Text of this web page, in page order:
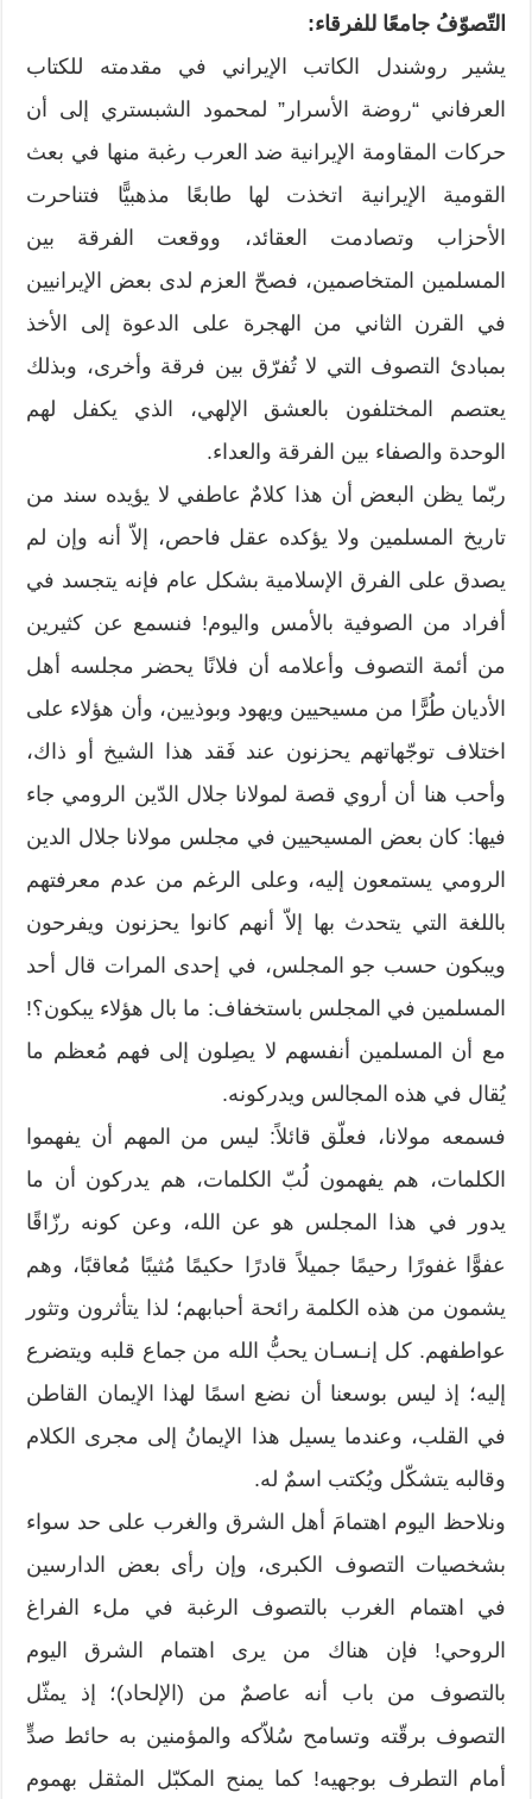
التّصوّفُ جامعًا للفرقاء:
يشير روشندل الكاتب الإيراني في مقدمته للكتاب
العرفاني “روضة الأسرار” لمحمود الشبستري إلى أن
حركات المقاومة الإيرانية ضد العرب رغبة منها في بعث
القومية الإيرانية اتخذت لها طابعًا مذهبيًّا فتناحرت
الأحزاب وتصادمت العقائد، ووقعت الفرقة بين
المسلمين المتخاصمين، فصحّ العزم لدى بعض الإيرانيين
في القرن الثاني من الهجرة على الدعوة إلى الأخذ
بمبادئ التصوف التي لا تُفرّق بين فرقة وأخرى، وبذلك
يعتصم المختلفون بالعشق الإلهي، الذي يكفل لهم
الوحدة والصفاء بين الفرقة والعداء.
ربّما يظن البعض أن هذا كلامٌ عاطفي لا يؤيده سند من
تاريخ المسلمين ولا يؤكده عقل فاحص، إلاّ أنه وإن لم
يصدق على الفرق الإسلامية بشكل عام فإنه يتجسد في
أفراد من الصوفية بالأمس واليوم! فنسمع عن كثيرين
من أئمة التصوف وأعلامه أن فلانًا يحضر مجلسه أهل
الأديان طُرًّا من مسيحيين ويهود وبوذيين، وأن هؤلاء على
اختلاف توجّهاتهم يحزنون عند فَقد هذا الشيخ أو ذاك،
وأحب هنا أن أروي قصة لمولانا جلال الدّين الرومي جاء
فيها: كان بعض المسيحيين في مجلس مولانا جلال الدين
الرومي يستمعون إليه، وعلى الرغم من عدم معرفتهم
باللغة التي يتحدث بها إلاّ أنهم كانوا يحزنون ويفرحون
ويبكون حسب جو المجلس، في إحدى المرات قال أحد
المسلمين في المجلس باستخفاف: ما بال هؤلاء يبكون؟!
مع أن المسلمين أنفسهم لا يصِلون إلى فهم مُعظم ما
يُقال في هذه المجالس ويدركونه.
فسمعه مولانا، فعلّق قائلاً: ليس من المهم أن يفهموا
الكلمات، هم يفهمون لُبّ الكلمات، هم يدركون أن ما
يدور في هذا المجلس هو عن الله، وعن كونه رزّاقًا
عفوًّا غفورًا رحيمًا جميلاً قادرًا حكيمًا مُثيبًا مُعاقبًا، وهم
يشمون من هذه الكلمة رائحة أحبابهم؛ لذا يتأثرون وتثور
عواطفهم. كل إنـسـان يحبُّ الله من جماع قلبه ويتضرع
إليه؛ إذ ليس بوسعنا أن نضع اسمًا لهذا الإيمان القاطن
في القلب، وعندما يسيل هذا الإيمانُ إلى مجرى الكلام
وقالبه يتشكّل ويُكتب اسمٌ له.
ونلاحظ اليوم اهتمامَ أهل الشرق والغرب على حد سواء
بشخصيات التصوف الكبرى، وإن رأى بعض الدارسين
في اهتمام الغرب بالتصوف الرغبة في ملء الفراغ
الروحي! فإن هناك من يرى اهتمام الشرق اليوم
بالتصوف من باب أنه عاصمٌ من (الإلحاد)؛ إذ يمثّل
التصوف برقّته وتسامح سُلاّكه والمؤمنين به حائط صدٍّ
أمام التطرف بوجهيه! كما يمنح المكبّل المثقل بهموم